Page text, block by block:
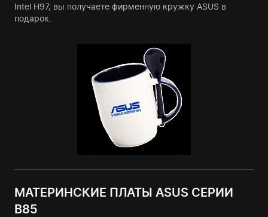
Intel H97, вы получаете фирменную кружку ASUS в
подарок.
МАТЕРИНСКИЕ ПЛАТЫ ASUS СЕРИИ
B85